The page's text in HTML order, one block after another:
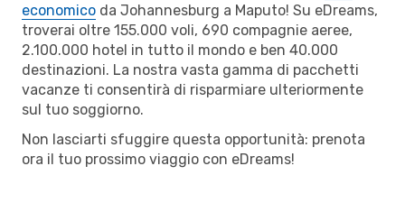
economico da Johannesburg a Maputo! Su eDreams,
troverai oltre 155.000 voli, 690 compagnie aeree,
2.100.000 hotel in tutto il mondo e ben 40.000
destinazioni. La nostra vasta gamma di pacchetti
vacanze ti consentirà di risparmiare ulteriormente
sul tuo soggiorno.
Non lasciarti sfuggire questa opportunità: prenota
ora il tuo prossimo viaggio con eDreams!